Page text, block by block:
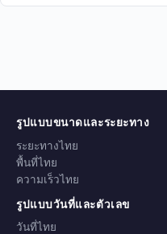
รูปแบบขนาดและระยะทาง
ระยะทางไทย
พื้นที่ไทย
ความเร็วไทย
รูปแบบวันที่และตัวเลข
วันที่ไทย